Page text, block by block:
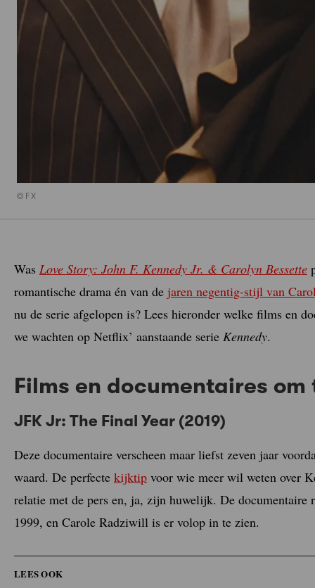
©FX
Was Love Story: John F. Kennedy Jr. & Carolyn Bessette
romantische drama én van de jaren negentig-stijl van
nu de serie afgelopen is? Lees hieronder welke films en
we wachten op Netflix’ aanstaande serie Kennedy.
Films en documentaires om
JFK Jr: The Final Year (2019)
Deze documentaire verscheen maar liefst zeven jaar
waard. De perfecte kijktip voor wie meer wil weten over
relatie met de pers en, ja, zijn huwelijk. De documentaire
1999, en Carole Radziwill is er volop in te zien.
LEES OOK